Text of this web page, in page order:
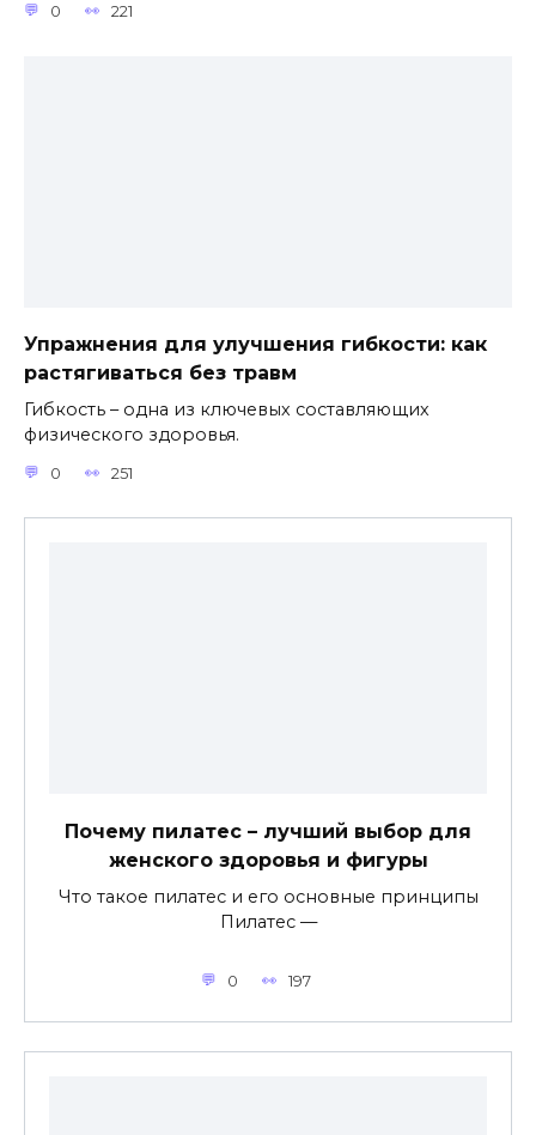
0 221
Упражнения для улучшения гибкости: как
растягиваться без травм
Гибкость – одна из ключевых составляющих
физического здоровья.
0 251
Почему пилатес – лучший выбор для
женского здоровья и фигуры
Что такое пилатес и его основные принципы
Пилатес —
0 197